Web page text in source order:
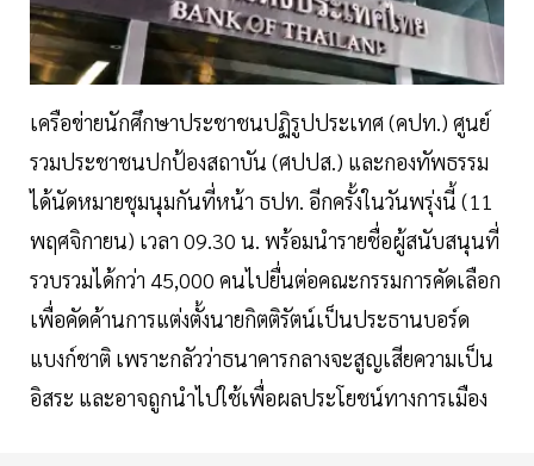
เครือข่ายนักศึกษาประชาชนปฏิรูปประเทศ (คปท.) ศูนย์
รวมประชาชนปกป้องสถาบัน (ศปปส.) และกองทัพธรรม
ได้นัดหมายชุมนุมกันที่หน้า ธปท. อีกครั้งในวันพรุ่งนี้ (11
พฤศจิกายน) เวลา 09.30 น. พร้อมนำรายชื่อผู้สนับสนุนที่
รวบรวมได้กว่า 45,000 คนไปยื่นต่อคณะกรรมการคัดเลือก
เพื่อคัดค้านการแต่งตั้งนายกิตติรัตน์เป็นประธานบอร์ด
แบงก์ชาติ เพราะกลัวว่าธนาคารกลางจะสูญเสียความเป็น
อิสระ และอาจถูกนำไปใช้เพื่อผลประโยชน์ทางการเมือง